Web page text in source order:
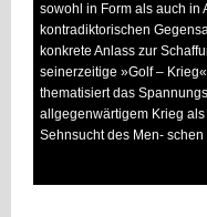
sowohl in Form als auch in
kontradiktorischen
konkrete Anlass zur
seinerzeitige »Golf –
thematisiert das
allgegenwärtigem Krieg
Sehnsucht des Men-